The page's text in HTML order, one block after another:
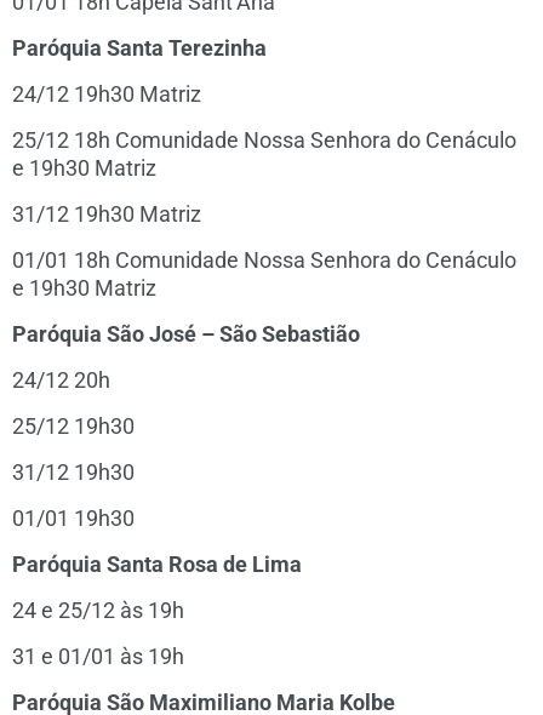
Paróquia Santa Terezinha
24/12 19h30 Matriz
25/12 18h Comunidade Nossa Senhora do Cenáculo
e 19h30 Matriz
31/12 19h30 Matriz
01/01 18h Comunidade Nossa Senhora do Cenáculo
e 19h30 Matriz
Paróquia São José – São Sebastião
24/12 20h
25/12 19h30
31/12 19h30
01/01 19h30
Paróquia Santa Rosa de Lima
24 e 25/12 às 19h
31 e 01/01 às 19h
Paróquia São Maximiliano Maria Kolbe